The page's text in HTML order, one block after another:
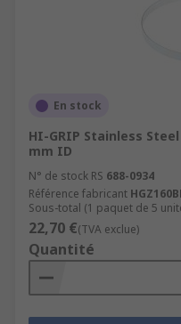
En stock
HI-GRIP Stainless
mm ID
N° de stock RS 688-0934
Référence fabricant
Sous-total (1 paquet de 5
22,70 €(TVA exclue)
Quantité